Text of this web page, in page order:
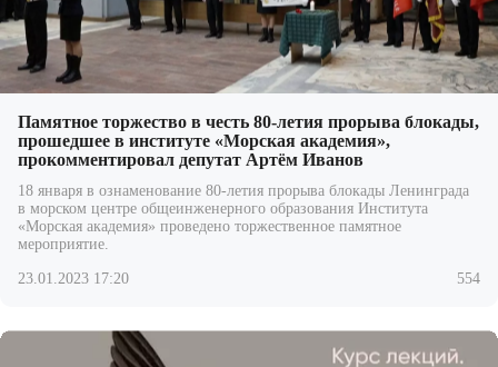
Памятное торжество в честь 80-летия прорыва блокады,
прошедшее в институте «Морская академия»,
прокомментировал депутат Артём Иванов
18 января в ознаменование 80-летия прорыва блокады Ленинграда
в морском центре общеинженерного образования Института
«Морская академия» проведено торжественное памятное
мероприятие.
23.01.2023 17:20 554